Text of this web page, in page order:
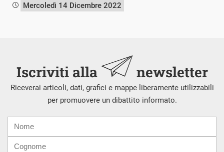
Mercoledì 14 Dicembre 2022
Iscriviti alla newsletter
Riceverai articoli, dati, grafici e mappe liberamente utilizzabili
per promuovere un dibattito informato.
mail